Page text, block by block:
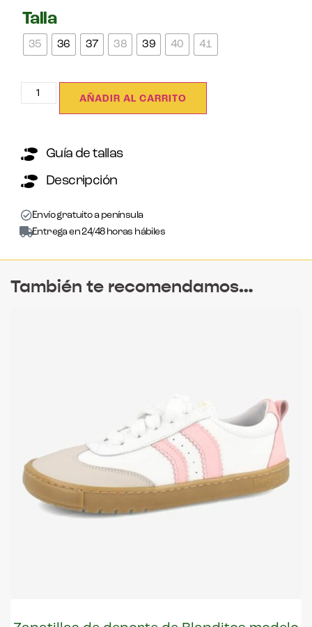
Talla
35 36 37 38 39 40 41
AÑADIR AL CARRITO
Guía de tallas
Descripción
Envío gratuito a península
Entrega en 24/48 horas hábiles
También te recomendamos…